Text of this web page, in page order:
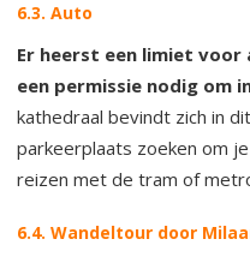
6.3. Auto
Er heerst een limiet
een permissie nodig om
kathedraal bevindt zich in
parkeerplaats zoeken om
reizen met de tram of
6.4. Wandeltour door